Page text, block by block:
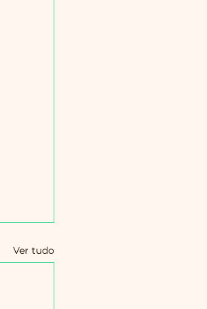
Ver tudo